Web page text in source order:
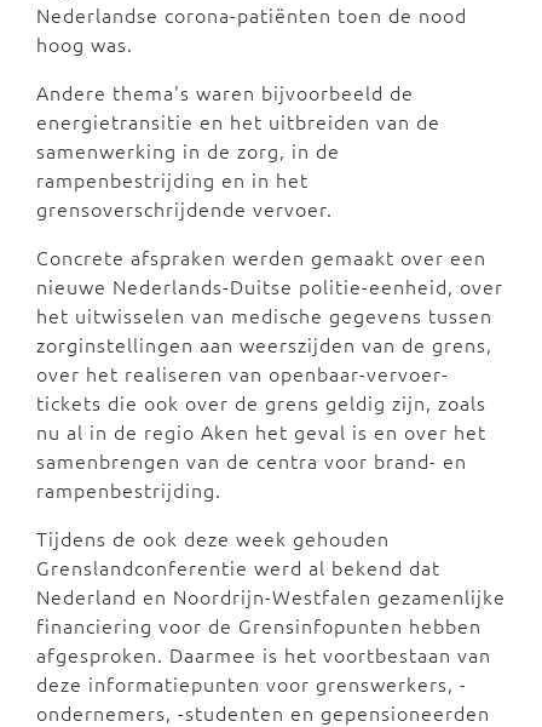
Nederlandse corona-patiënten toen de nood
hoog was.
Andere thema's waren bijvoorbeeld de
energietransitie en het uitbreiden van de
samenwerking in de zorg, in de
rampenbestrijding en in het
grensoverschrijdende vervoer.
Concrete afspraken werden gemaakt over een
nieuwe Nederlands-Duitse politie-eenheid, over
het uitwisselen van medische gegevens tussen
zorginstellingen aan weerszijden van de grens,
over het realiseren van openbaar-vervoer-
tickets die ook over de grens geldig zijn, zoals
nu al in de regio Aken het geval is en over het
samenbrengen van de centra voor brand- en
rampenbestrijding.
Tijdens de ook deze week gehouden
Grenslandconferentie werd al bekend dat
Nederland en Noordrijn-Westfalen gezamenlijke
financiering voor de Grensinfopunten hebben
afgesproken. Daarmee is het voortbestaan van
deze informatiepunten voor grenswerkers, -
ondernemers, -studenten en gepensioneerden